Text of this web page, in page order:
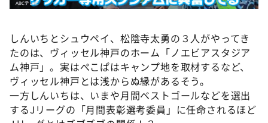
しんいちとシュウペイ、松陰寺太勇の３人がやってき
たのは、ヴィッセル神戸のホーム「ノエビアスタジア
ム神戸」。実はぺこぱはキャンプ地を取材するなど、
ヴィッセル神戸とは浅からぬ縁があるそう。
一方しんいちは、いまや月間ベストゴールなどを選出
するJリーグの「月間表彰選考委員」に任命されるほど